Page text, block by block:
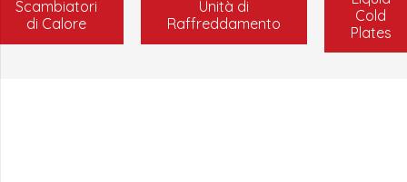
Scambiatori
di Calore
Unità di
Raffreddamento
Cold
Plates